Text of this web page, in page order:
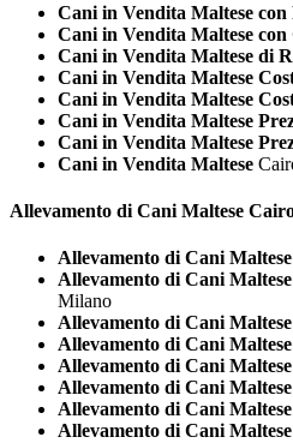
Cani in Vendita Maltese con
Cani in Vendita Maltese
Cani in Vendita Maltese di
Cani in Vendita Maltese
Cani in Vendita Maltese
Cani in Vendita Maltese
Cani in Vendita Maltese
Cani in Vendita Maltese
Allevamento di Cani Maltese
Allevamento di Cani
Allevamento di Cani
Milano
Allevamento di Cani
Allevamento di Cani
Allevamento di Cani
Allevamento di Cani
Allevamento di Cani
Allevamento di Cani Maltese